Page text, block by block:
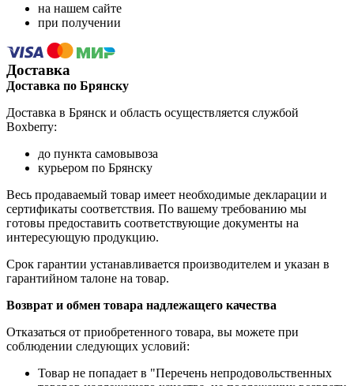
на нашем сайте
при получении
Доставка
Доставка по Брянску
Доставка в Брянск и область осуществляется службой
Boxberry:
до пункта самовывоза
курьером по Брянску
Весь продаваемый товар имеет необходимые декларации и
сертификаты соответствия. По вашему требованию мы
готовы предоставить соответствующие документы на
интересующую продукцию.
Срок гарантии устанавливается производителем и указан в
гарантийном талоне на товар.
Возврат и обмен товара надлежащего качества
Отказаться от приобретенного товара, вы можете при
соблюдении следующих условий:
Товар не попадает в "Перечень непродовольственных